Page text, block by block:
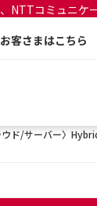
NTTコミュニケ
客さまはこちら
ウド/サーバー〉